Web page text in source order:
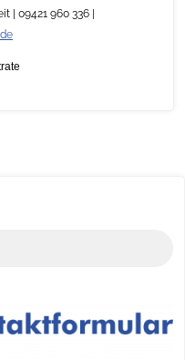
| 09421 960 336 |